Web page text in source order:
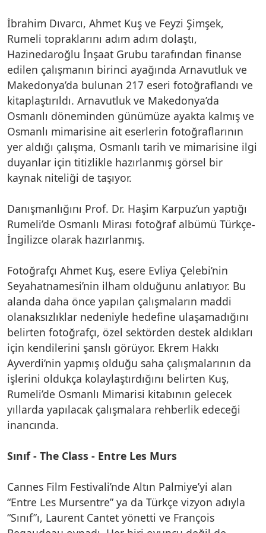
İbrahim Dıvarcı, Ahmet Kuş ve Feyzi Şimşek,
Rumeli topraklarını adım adım dolaştı,
Hazinedaroğlu İnşaat Grubu tarafından finanse
edilen çalışmanın birinci ayağında Arnavutluk ve
Makedonya’da bulunan 217 eseri fotoğraflandı ve
kitaplaştırıldı. Arnavutluk ve Makedonya’da
Osmanlı döneminden günümüze ayakta kalmış ve
Osmanlı mimarisine ait eserlerin fotoğraflarının
yer aldığı çalışma, Osmanlı tarih ve mimarisine ilgi
duyanlar için titizlikle hazırlanmış görsel bir
kaynak niteliği de taşıyor.
Danışmanlığını Prof. Dr. Haşim Karpuz’un yaptığı
Rumeli’de Osmanlı Mirası fotoğraf albümü Türkçe-
İngilizce olarak hazırlanmış.
Fotoğrafçı Ahmet Kuş, esere Evliya Çelebi’nin
Seyahatnamesi’nin ilham olduğunu anlatıyor. Bu
alanda daha önce yapılan çalışmaların maddi
olanaksızlıklar nedeniyle hedefine ulaşamadığını
belirten fotoğrafçı, özel sektörden destek aldıkları
için kendilerini şanslı görüyor. Ekrem Hakkı
Ayverdi’nin yapmış olduğu saha çalışmalarının da
işlerini oldukça kolaylaştırdığını belirten Kuş,
Rumeli’de Osmanlı Mimarisi kitabının gelecek
yıllarda yapılacak çalışmalara rehberlik edeceği
inancında.
Sınıf - The Class - Entre Les Murs
Cannes Film Festivali’nde Altın Palmiye’yi alan
“Entre Les Mursentre” ya da Türkçe vizyon adıyla
“Sınıf”ı, Laurent Cantet yönetti ve François